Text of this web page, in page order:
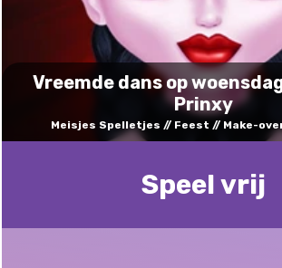
Vreemde dans op
Prinxy
Meisjes Spelletjes Feest Make-
Speel vrij